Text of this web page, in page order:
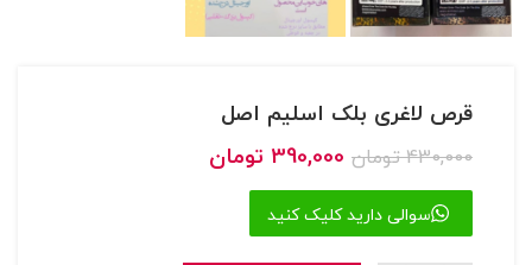
قرص لاغری بلک اسلیم اصل
430,000 تومان قیمت
بود.
390,000 تومان
سوالی دارید کلیک کنید